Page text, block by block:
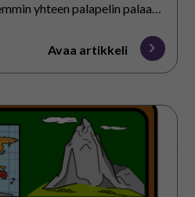
yhteen palapelin palaan
Avaa artikkeli